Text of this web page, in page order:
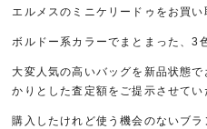
エルメスのミニケリードゥをお買い
ボルドー系カラーでまとまった、3
大変人気の高いバッグを新品状態
かりとした査定額をご提示させてい
購入したけれど使う機会のないブ